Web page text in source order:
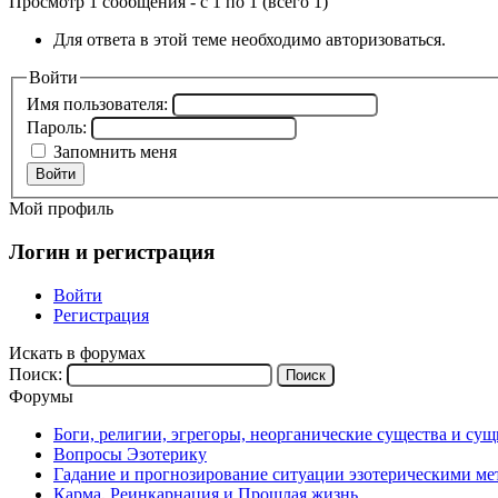
Для ответа в этой теме необходимо авторизоваться.
Войти
Имя пользователя:
Пароль:
Запомнить меня
Войти
Мой профиль
Логин и регистрация
Войти
Регистрация
Искать в форумах
Поиск:
Форумы
Боги, религии, эгрегоры, неорганические существа и
Вопросы Эзотерику
Гадание и прогнозирование ситуации эзотерическими
Карма, Реинкарнация и Прошлая жизнь